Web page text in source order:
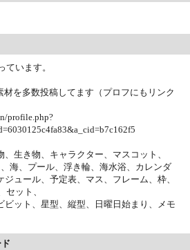
ています。
を多数投稿してます（プロフにもリンク
profile.php?
、生き物、キャラクター、マスコット、
海、プール、浮き輪、海水浴、カレンダ
ュール、予定表、マス、フレーム、枠、
セット、
ビット、星型、縦型、日曜日始まり、メモ